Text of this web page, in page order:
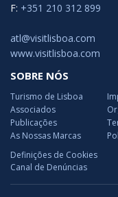
F: +351 210 312 899
atl@visitlisboa.com
www.visitlisboa.com
SOBRE NÓS
Turismo de Lisboa
Associados
Publicações
As Nossas Marcas
Definições de Cookies
Canal de Denúncias